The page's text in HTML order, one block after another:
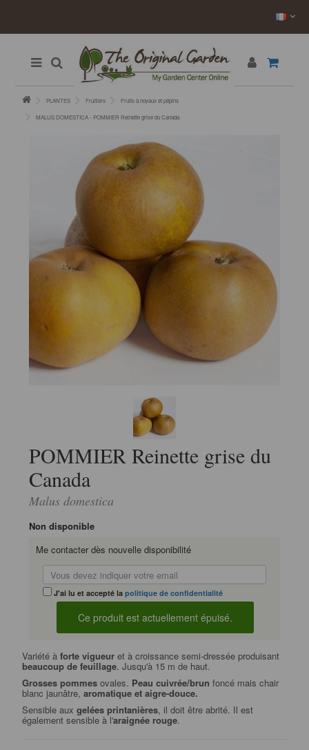
PLANTES Fruitiers Fruits à noyaux et pépins
MALUS DOMESTICA - POMMIER Reinette grise du Canada
POMMIER Reinette grise du
Canada
Malus domestica
Non disponible
Me contacter dès nouvelle disponibilité
J'ai lu et accepté lapolitique de confidentialité
Variété àforte vigueur et à croissance semi-dressée produisant
beaucoup de feuillage. Jusqu'à 15 m de haut.
Grosses pommes ovales. Peau cuivrée/brunfoncé mais chair
blanc jaunâtre,aromatique et aigre-douce.
Sensible auxgelées printanières, il doit être abrité. Il est
également sensible à l'araignée rouge.